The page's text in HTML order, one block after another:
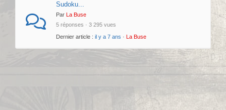
Sudoku...
Par La Buse
5 réponses · 3 295 vues
Dernier article : il y a 7 ans · La Buse